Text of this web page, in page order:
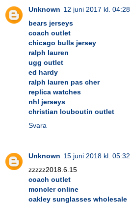
Unknown 12 juni 2017 kl. 04:28
bears jerseys
coach outlet
chicago bulls jersey
ralph lauren
ugg outlet
ed hardy
ralph lauren pas cher
replica watches
nhl jerseys
christian louboutin outlet
Svara
Unknown 15 juni 2018 kl. 05:32
zzzzz2018.6.15
coach outlet
moncler online
oakley sunglasses wholesale